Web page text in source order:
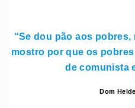
“Se dou pão aos pobres,
mostro por que os
de comunista
Dom